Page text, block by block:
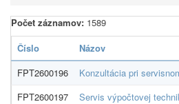
Počet záznamov: 1589
Číslo
Názov
FPT2600196
Konzultácia pri
FPT2600197
Servis výpočtovej